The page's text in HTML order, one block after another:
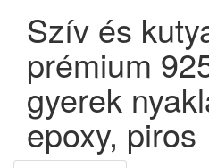
Szív és
prémium
gyerek
epoxy, piros